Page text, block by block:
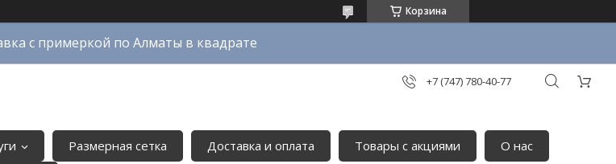
Корзина
с примеркой по Алматы в квадрате
+7 (747) 780-40-77
Размерная сетка Доставка и оплата Товары с акциями
О нас